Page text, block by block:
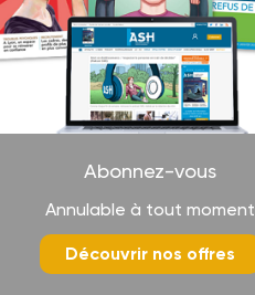
Abonnez-vous
Annulable à tout moment
Découvrir nos offres